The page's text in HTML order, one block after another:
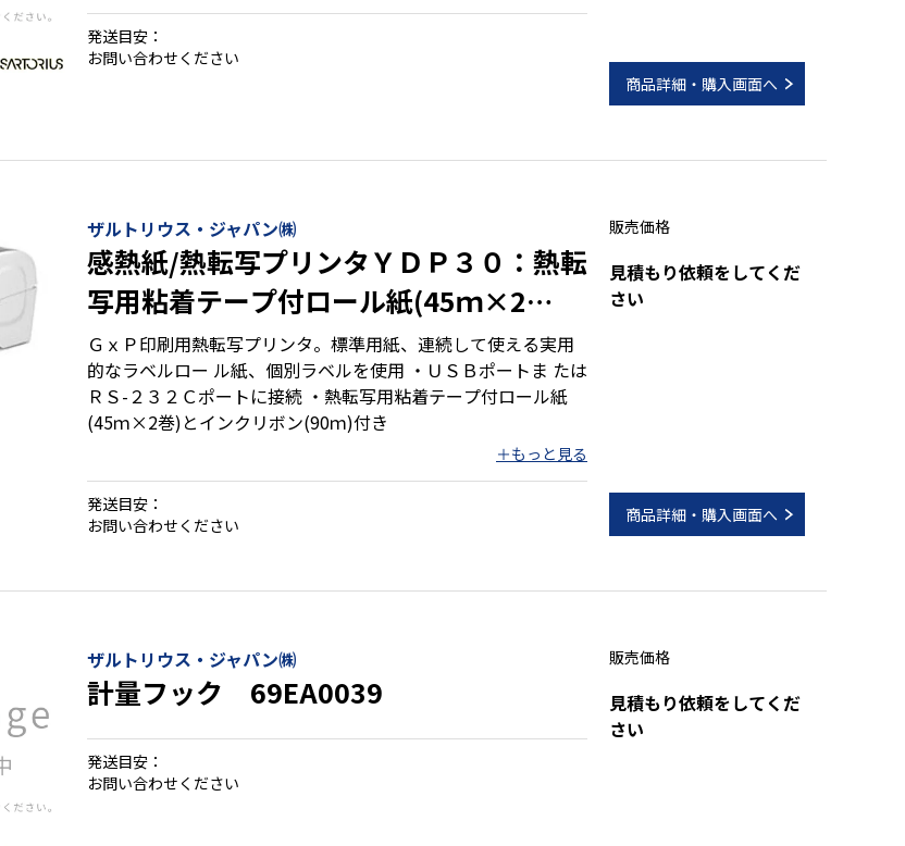
発送目安：
お問い合わせください
商品詳細・購入画面へ
ザルトリウス・ジャパン㈱
感熱紙/熱転写プリンタＹＤＰ３０：熱転
写用粘着テープ付ロール紙(45ｍ×2
巻)+インクリボン(90ｍ)
ＧｘＰ印刷用熱転写プリンタ。標準用紙、連続して使える実用
的なラベルロー ル紙、個別ラベルを使用 ・ＵＳＢポートま たは
ＲＳ-２３２Ｃポートに接続 ・熱転写用粘着テープ付ロール紙
(45ｍ×2巻)とインクリボン(90ｍ)付き
発送目安：
お問い合わせください
販売価格
見積もり依頼をしてくだ
さい
商品詳細・購入画面へ
ザルトリウス・ジャパン㈱
計量フック 69EA0039
発送目安：
お問い合わせください
販売価格
見積もり依頼をしてくだ
さい